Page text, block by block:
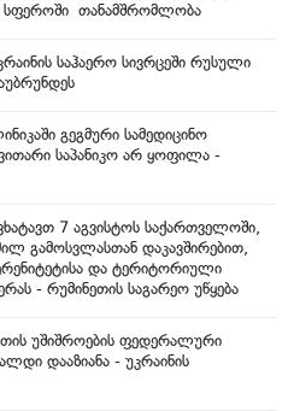
სფეროში თანამშრომლობა
საჰაერო სივრცეში რუსული
გეგმური სამედიცინო
საპანიკო არ ყოფილა -
7 აგვისტოს საქართველოში,
გამოსვლასთან დაკავშირებით,
და ტერიტორიული
- რუმინეთის საგარეო უწყება
უშიშროების ფედერალური
დააზიანა - უკრაინის